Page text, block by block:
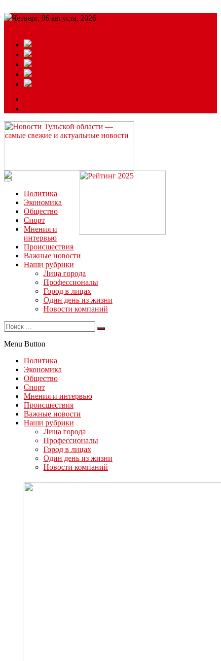
Четверг, 06 августа, 2026
Читайте последние новости дня в Тульской области на сайте
“ЗаНовомосковск”
Политика
Экономика
Общество
Спорт
Мнения и
интервью
Происшествия
Важные новости
Наши рубрики
Лица города
Профессионалы
Город в лицах
Один день из жизни
Новости компаний
Menu Button
Политика
Экономика
Общество
Спорт
Мнения и интервью
Происшествия
Важные новости
Наши рубрики
Лица города
Профессионалы
Город в лицах
Один день из жизни
Новости компаний